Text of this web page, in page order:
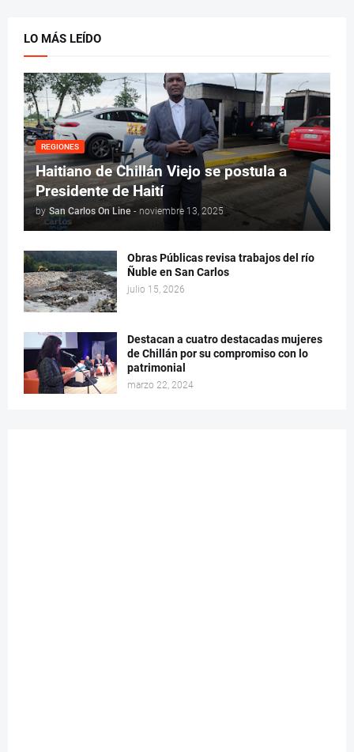
LO MÁS LEÍDO
REGIONES
Haitiano de Chillán Viejo se postula a
Presidente de Haití
by San Carlos On Line - noviembre 13, 2025
Obras Públicas revisa trabajos del río
Ñuble en San Carlos
julio 15, 2026
Destacan a cuatro destacadas mujeres
de Chillán por su compromiso con lo
patrimonial
marzo 22, 2024